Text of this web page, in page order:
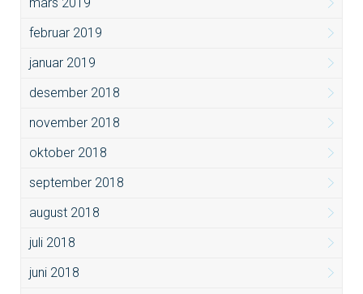
februar 2019
januar 2019
desember 2018
november 2018
oktober 2018
september 2018
august 2018
juli 2018
juni 2018